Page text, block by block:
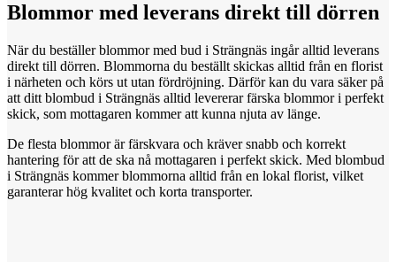
Blommor med leverans direkt till dörren
När du beställer blommor med bud i Strängnäs ingår alltid leverans
direkt till dörren. Blommorna du beställt skickas alltid från en florist
i närheten och körs ut utan fördröjning. Därför kan du vara säker på
att ditt blombud i Strängnäs alltid levererar färska blommor i perfekt
skick, som mottagaren kommer att kunna njuta av länge.
De flesta blommor är färskvara och kräver snabb och korrekt
hantering för att de ska nå mottagaren i perfekt skick. Med blombud
i Strängnäs kommer blommorna alltid från en lokal florist, vilket
garanterar hög kvalitet och korta transporter.